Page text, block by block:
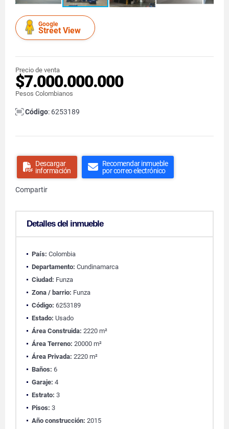
Google
Street View
Precio de venta
$7.000.000.000
Pesos Colombianos
Código: 6253189
Descargar
información
Recomendar inmueble
por correo electrónico
Compartir
Detalles del inmueble
País: Colombia
Departamento: Cundinamarca
Ciudad: Funza
Zona / barrio: Funza
Código: 6253189
Estado: Usado
Área Construida: 2220 m²
Área Terreno: 20000 m²
Área Privada: 2220 m²
Baños: 6
Garaje: 4
Estrato: 3
Pisos: 3
Año construcción: 2015